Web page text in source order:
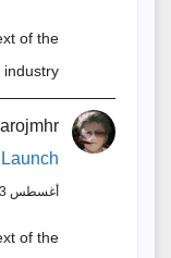
of the
أغسطس 23, 2022
of the